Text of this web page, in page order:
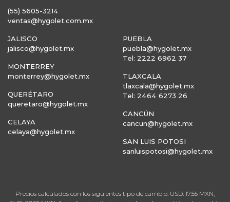
(55) 5605-3214
ventas@hygolet.com.mx
JALISCO
jalisco@hygolet.mx
MONTERREY
monterrey@hygolet.mx
QUERÉTARO
queretaro@hygolet.mx
CELAYA
celaya@hygolet.mx
PUEBLA
puebla@hygolet.mx
Tel: 2222 6962 37
TLAXCALA
tlaxcala@hygolet.mx
Tel: 2464 6273 26
CANCÚN
cancun@hygolet.mx
SAN LUIS POTOSI
sanluispotosi@hygolet.mx
Precios calculados con los siguientes tipo de cambio: USD: 17.55 MXN,